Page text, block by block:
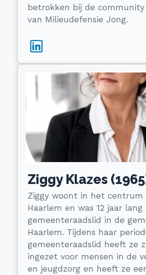
betrokken bij de community
van Milieudefensie Jong.
Ziggy Klazes
Ziggy woont in het centrum
Haarlem en was 12 jaar lang
gemeenteraadslid in de
Haarlem. Tijdens haar
gemeenteraadslid heeft ze
ingezet voor mensen in de
en jeugdzorg en heeft ze